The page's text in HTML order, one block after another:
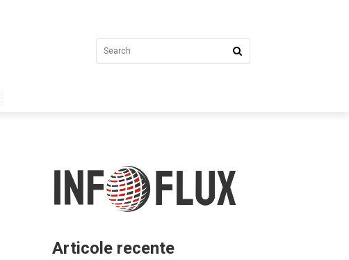
Articole recente